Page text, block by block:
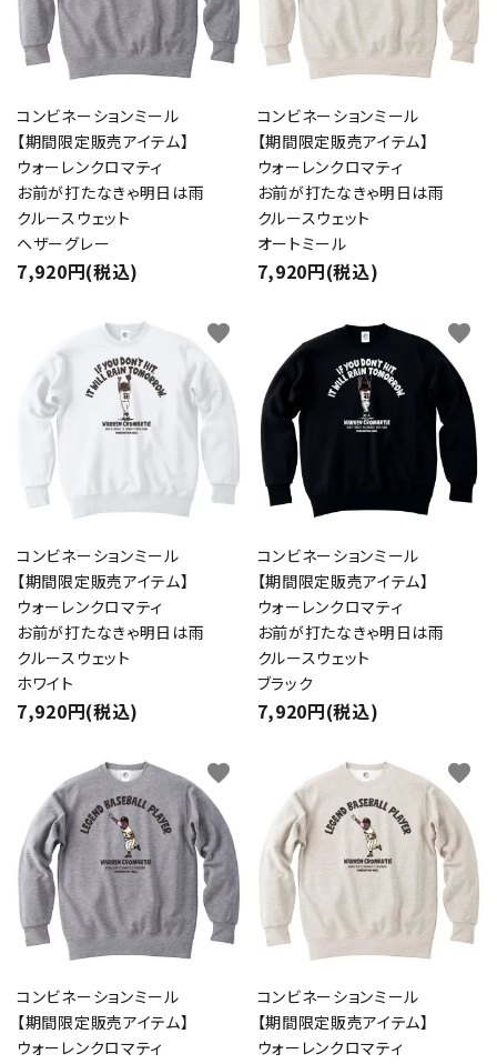
コンビネーションミール
【期間限定販売アイテム】
ウォーレンクロマティ
お前が打たなきゃ明日は雨
クルースウェット
ヘザーグレー
7,920円(税込)
コンビネーションミール
【期間限定販売アイテム】
ウォーレンクロマティ
お前が打たなきゃ明日は雨
クルースウェット
オートミール
7,920円(税込)
コンビネーションミール
【期間限定販売アイテム】
ウォーレンクロマティ
お前が打たなきゃ明日は雨
クルースウェット
ホワイト
7,920円(税込)
favorite
コンビネーションミール
【期間限定販売アイテム】
ウォーレンクロマティ
お前が打たなきゃ明日は雨
クルースウェット
ブラック
7,920円(税込)
favorite
コンビネーションミール
【期間限定販売アイテム】
ウォーレンクロマティ
favorite
コンビネーションミール
【期間限定販売アイテム】
ウォーレンクロマティ
favorite